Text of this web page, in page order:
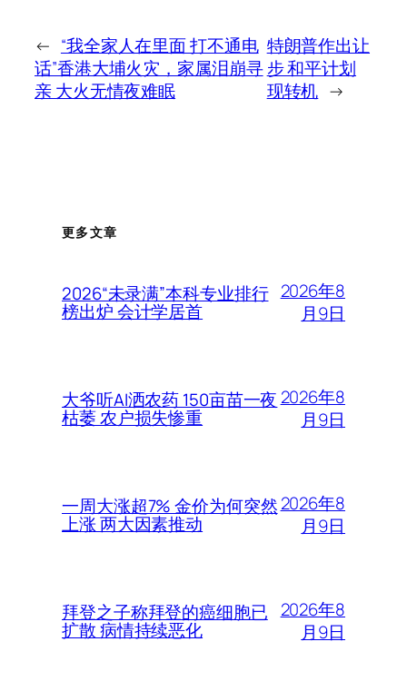
← “我全家人在里面 打不通电
话”香港大埔火灾，家属泪崩寻
亲 大火无情夜难眠
特朗普作出让
步 和平计划
现转机 →
更多文章
2026“未录满”本科专业排行
榜出炉 会计学居首
2026年8
月9日
大爷听AI洒农药 150亩苗一夜
枯萎 农户损失惨重
2026年8
月9日
一周大涨超7% 金价为何突然
上涨 两大因素推动
2026年8
月9日
拜登之子称拜登的癌细胞已
扩散 病情持续恶化
2026年8
月9日